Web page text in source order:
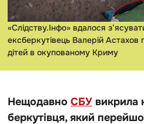
«Слідству.Інфо» вдалося
ексберкутівець Валерій Астахов
дітей в окупованому Криму
Нещодавно СБУ викрила
беркутівця, який